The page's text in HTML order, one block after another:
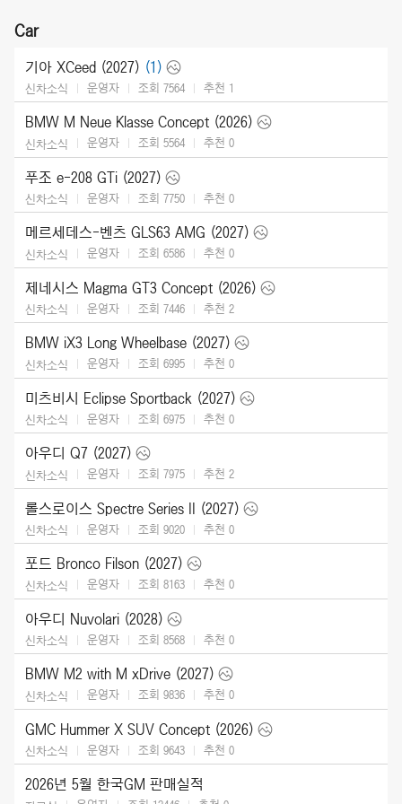
Car
기아 XCeed (2027) (1)
신차소식 운영자 조회 7564 추천 1
BMW M Neue Klasse Concept (2026)
신차소식 운영자 조회 5564 추천 0
푸조 e-208 GTi (2027)
신차소식 운영자 조회 7750 추천 0
메르세데스-벤츠 GLS63 AMG (2027)
신차소식 운영자 조회 6586 추천 0
제네시스 Magma GT3 Concept (2026)
신차소식 운영자 조회 7446 추천 2
BMW iX3 Long Wheelbase (2027)
신차소식 운영자 조회 6995 추천 0
미츠비시 Eclipse Sportback (2027)
신차소식 운영자 조회 6975 추천 0
아우디 Q7 (2027)
신차소식 운영자 조회 7975 추천 2
롤스로이스 Spectre Series II (2027)
신차소식 운영자 조회 9020 추천 0
포드 Bronco Filson (2027)
신차소식 운영자 조회 8163 추천 0
아우디 Nuvolari (2028)
신차소식 운영자 조회 8568 추천 0
BMW M2 with M xDrive (2027)
신차소식 운영자 조회 9836 추천 0
GMC Hummer X SUV Concept (2026)
신차소식 운영자 조회 9643 추천 0
2026년 5월 한국GM 판매실적